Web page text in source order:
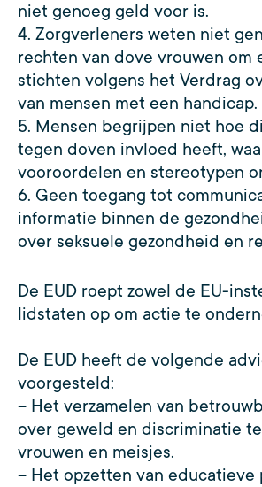
niet genoeg geld voor is.
4. Zorgverleners weten niet
rechten van dove vrouwen om
stichten volgens het Verdrag
van mensen met een handicap.
5. Mensen begrijpen niet hoe
tegen doven invloed heeft,
vooroordelen en stereotypen
6. Geen toegang tot
informatie binnen de
over seksuele gezondheid en
De EUD roept zowel de EU-
lidstaten op om actie te
De EUD heeft de volgende
voorgesteld:
– Het verzamelen van
over geweld en discriminatie
vrouwen en meisjes.
– Het opzetten van educatieve